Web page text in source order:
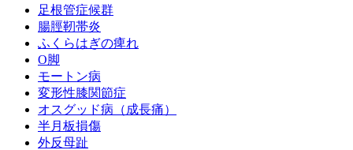
足根管症候群
腸脛靭帯炎
ふくらはぎの痺れ
O脚
モートン病
変形性膝関節症
オスグッド病（成長痛）
半月板損傷
外反母趾